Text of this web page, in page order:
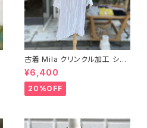
古着 Mila クリンクル加工 シャ
ツワンピース
¥6,400
20%OFF